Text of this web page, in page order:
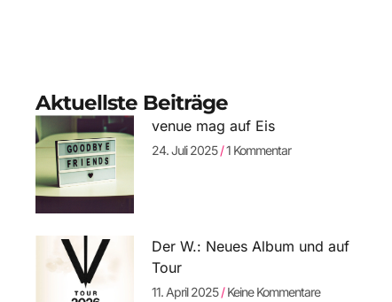
Aktuellste Beiträge
venue mag auf Eis
24. Juli 2025 1 Kommentar
Der W.: Neues Album und auf
Tour
11. April 2025 Keine Kommentare